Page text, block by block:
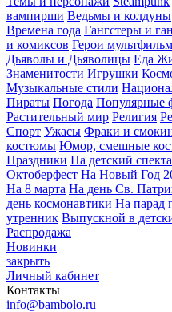
вампирши Ведьмы и колдуны
Времена года Гангстеры и
и комиксов Герои
Дьяволы и Дьяволицы Еда
Знаменитости Игрушки
Музыкальные стили
Пираты Погода Популярные
Растительный мир Религия
Спорт Ужасы Фраки и
костюмы Юмор, смешные
Праздники На детский
Октоберфест На Новый Год
На 8 марта На день Св.
день космонавтики На парад
утренник Выпускной в
Распродажа
Новинки
закрыть
Личный кабинет
Контакты
info@bambolo.ru